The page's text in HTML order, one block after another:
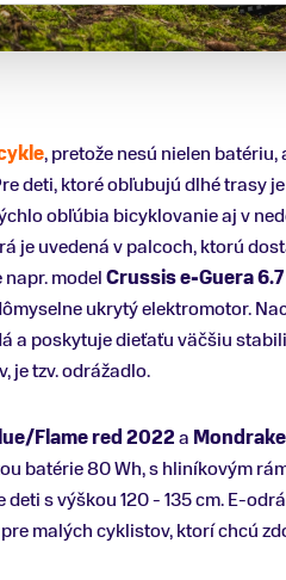
, pretože nesú nielen
deti, ktoré obľubujú dlhé trasy
obľúbia bicyklovanie aj v
je uvedená v palcoch, ktorú
modelCrussis e-Guera
ukrytý elektromotor.
a poskytuje dieťaťu väčšiu
je tzv. odrážadlo.
Flame red 2022a
batérie 80 Wh, s hliníkovým
s výškou 120 - 135 cm. E-
malých cyklistov, ktorí chcú